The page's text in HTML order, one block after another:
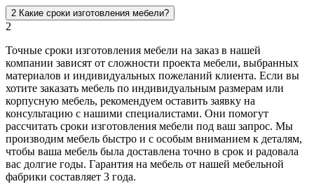
2 Какие сроки изготовления мебели?
2
Точные сроки изготовления мебели на заказ в нашей
компании зависят от сложности проекта мебели, выбранных
материалов и индивидуальных пожеланий клиента. Если вы
хотите заказать мебель по индивидуальным размерам или
корпусную мебель, рекомендуем оставить заявку на
консультацию с нашими специалистами. Они помогут
рассчитать сроки изготовления мебели под ваш запрос. Мы
производим мебель быстро и с особым вниманием к деталям,
чтобы ваша мебель была доставлена точно в срок и радовала
вас долгие годы. Гарантия на мебель от нашей мебельной
фабрики составляет 3 года.